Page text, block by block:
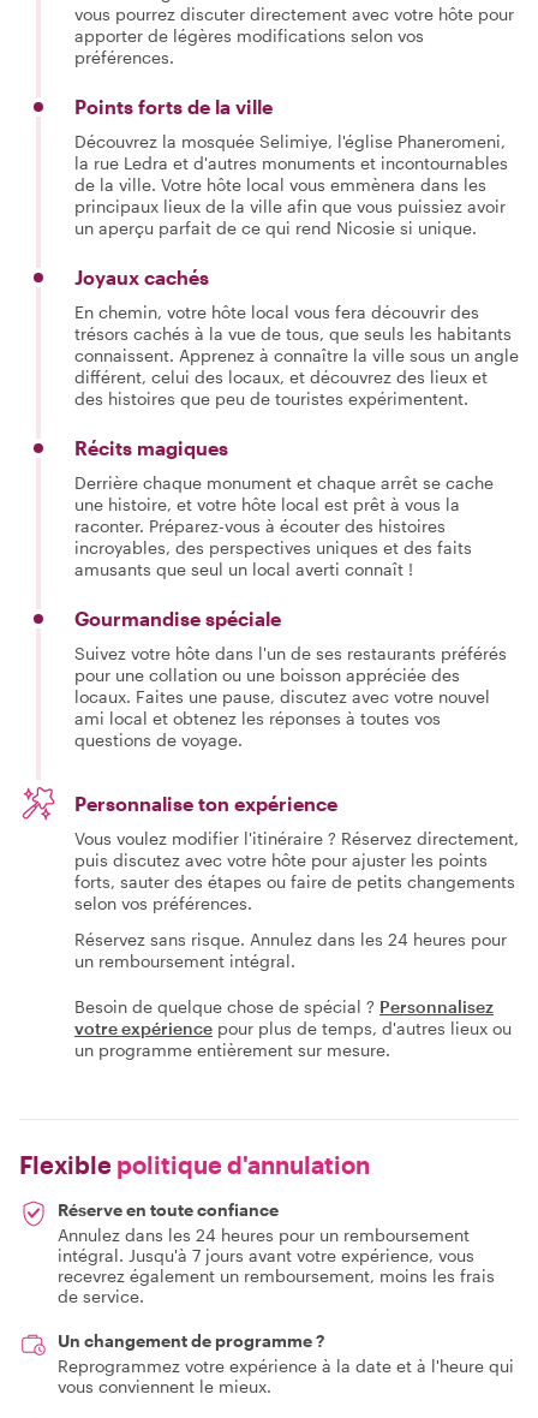
vous pourrez discuter directement avec votre hôte pour
apporter de légères modifications selon vos
préférences.
Points forts de la ville
Découvrez la mosquée Selimiye, l'église Phaneromeni,
la rue Ledra et d'autres monuments et incontournables
de la ville. Votre hôte local vous emmènera dans les
principaux lieux de la ville afin que vous puissiez avoir
un aperçu parfait de ce qui rend Nicosie si unique.
Joyaux cachés
En chemin, votre hôte local vous fera découvrir des
trésors cachés à la vue de tous, que seuls les habitants
connaissent. Apprenez à connaître la ville sous un angle
différent, celui des locaux, et découvrez des lieux et
des histoires que peu de touristes expérimentent.
Récits magiques
Derrière chaque monument et chaque arrêt se cache
une histoire, et votre hôte local est prêt à vous la
raconter. Préparez-vous à écouter des histoires
incroyables, des perspectives uniques et des faits
amusants que seul un local averti connaît !
Gourmandise spéciale
Suivez votre hôte dans l'un de ses restaurants préférés
pour une collation ou une boisson appréciée des
locaux. Faites une pause, discutez avec votre nouvel
ami local et obtenez les réponses à toutes vos
questions de voyage.
Personnalise ton expérience
Vous voulez modifier l'itinéraire ? Réservez directement,
puis discutez avec votre hôte pour ajuster les points
forts, sauter des étapes ou faire de petits changements
selon vos préférences.
Réservez sans risque. Annulez dans les 24 heures pour
un remboursement intégral.
Besoin de quelque chose de spécial ? Personnalisez
votre expérience pour plus de temps, d'autres lieux ou
un programme entièrement sur mesure.
Flexible politique d'annulation
Réserve en toute confiance
Annulez dans les 24 heures pour un remboursement
intégral. Jusqu'à 7 jours avant votre expérience, vous
recevrez également un remboursement, moins les frais
de service.
Un changement de programme ?
Reprogrammez votre expérience à la date et à l'heure qui
vous conviennent le mieux.